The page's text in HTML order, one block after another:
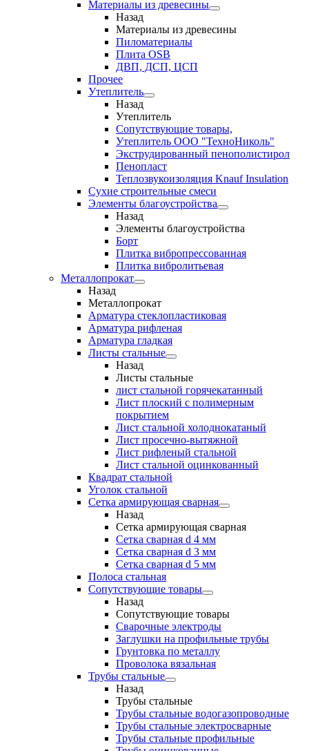
Материалы из древесины
Назад
Материалы из древесины
Пиломатериалы
Плита OSB
ДВП, ДСП, ЦСП
Прочее
Утеплитель
Назад
Утеплитель
Сопутствующие товары,
Утеплитель ООО "ТехноНиколь"
Экструдированный пенополистирол
Пенопласт
Теплозвукоизоляция Knauf Insulation
Сухие строительные смеси
Элементы благоустройства
Назад
Элементы благоустройства
Борт
Плитка вибропрессованная
Плитка вибролитьевая
Металлопрокат
Назад
Металлопрокат
Арматура стеклопластиковая
Арматура рифленая
Арматура гладкая
Листы стальные
Назад
Листы стальные
лист стальной горячекатанный
Лист плоский с полимерным
покрытием
Лист стальной холоднокатаный
Лист просечно-вытяжной
Лист рифленый стальной
Лист стальной оцинкованный
Квадрат стальной
Уголок стальной
Сетка армирующая сварная
Назад
Сетка армирующая сварная
Сетка сварная d 4 мм
Сетка сварная d 3 мм
Сетка сварная d 5 мм
Полоса стальная
Сопутствующие товары
Назад
Сопутствующие товары
Сварочные электроды
Заглушки на профильные трубы
Грунтовка по металлу
Проволока вязальная
Трубы стальные
Назад
Трубы стальные
Трубы стальные водогазопроводные
Трубы стальные электросварные
Трубы стальные профильные